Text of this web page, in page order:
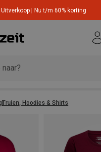
| Nu t/m 60% korting
Truien, Hoodies & Shirts